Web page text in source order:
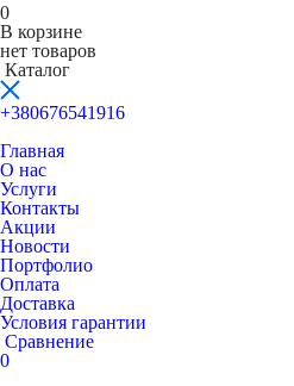
0
В корзине
нет товаров
Каталог
+380676541916
Главная
О нас
Услуги
Контакты
Акции
Новости
Портфолио
Оплата
Доставка
Условия гарантии
Сравнение
0